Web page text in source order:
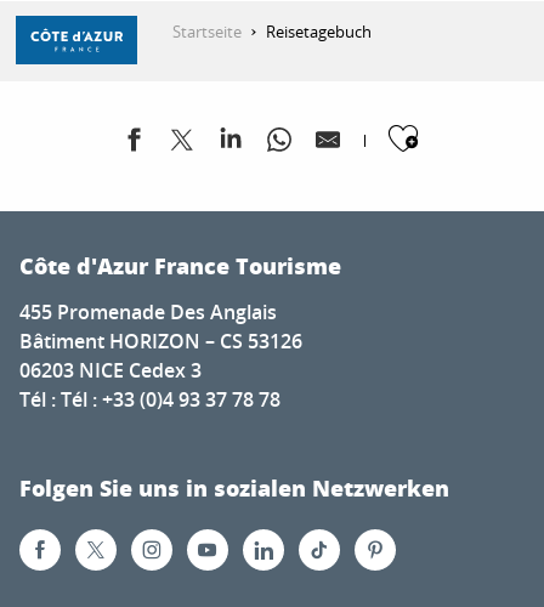
Aller
contenu
ENTDECKEN
ZU TUN
AUFENTHALT
Startseite Reisetagebuch
Côte d'Azur France Tourisme
455 Promenade Des Anglais
Bâtiment HORIZON – CS 53126
06203 NICE Cedex 3
Tél : Tél : +33 (0)4 93 37 78 78
Folgen Sie uns in sozialen Netzwerken